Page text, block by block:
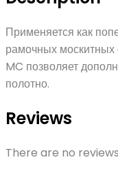
Применяется как
рамочных
MC позволяет
полотно.
Reviews
There are no